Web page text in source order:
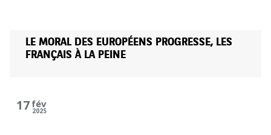
LE MORAL DES EUROPÉENS PROGRESSE, LES
FRANÇAIS À LA PEINE
17 fév
2025